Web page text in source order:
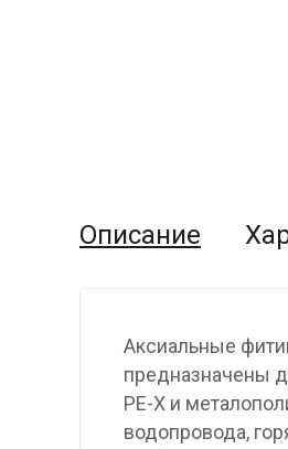
Описание
Аксиальные
предназначены
PE-X и
водопровода,